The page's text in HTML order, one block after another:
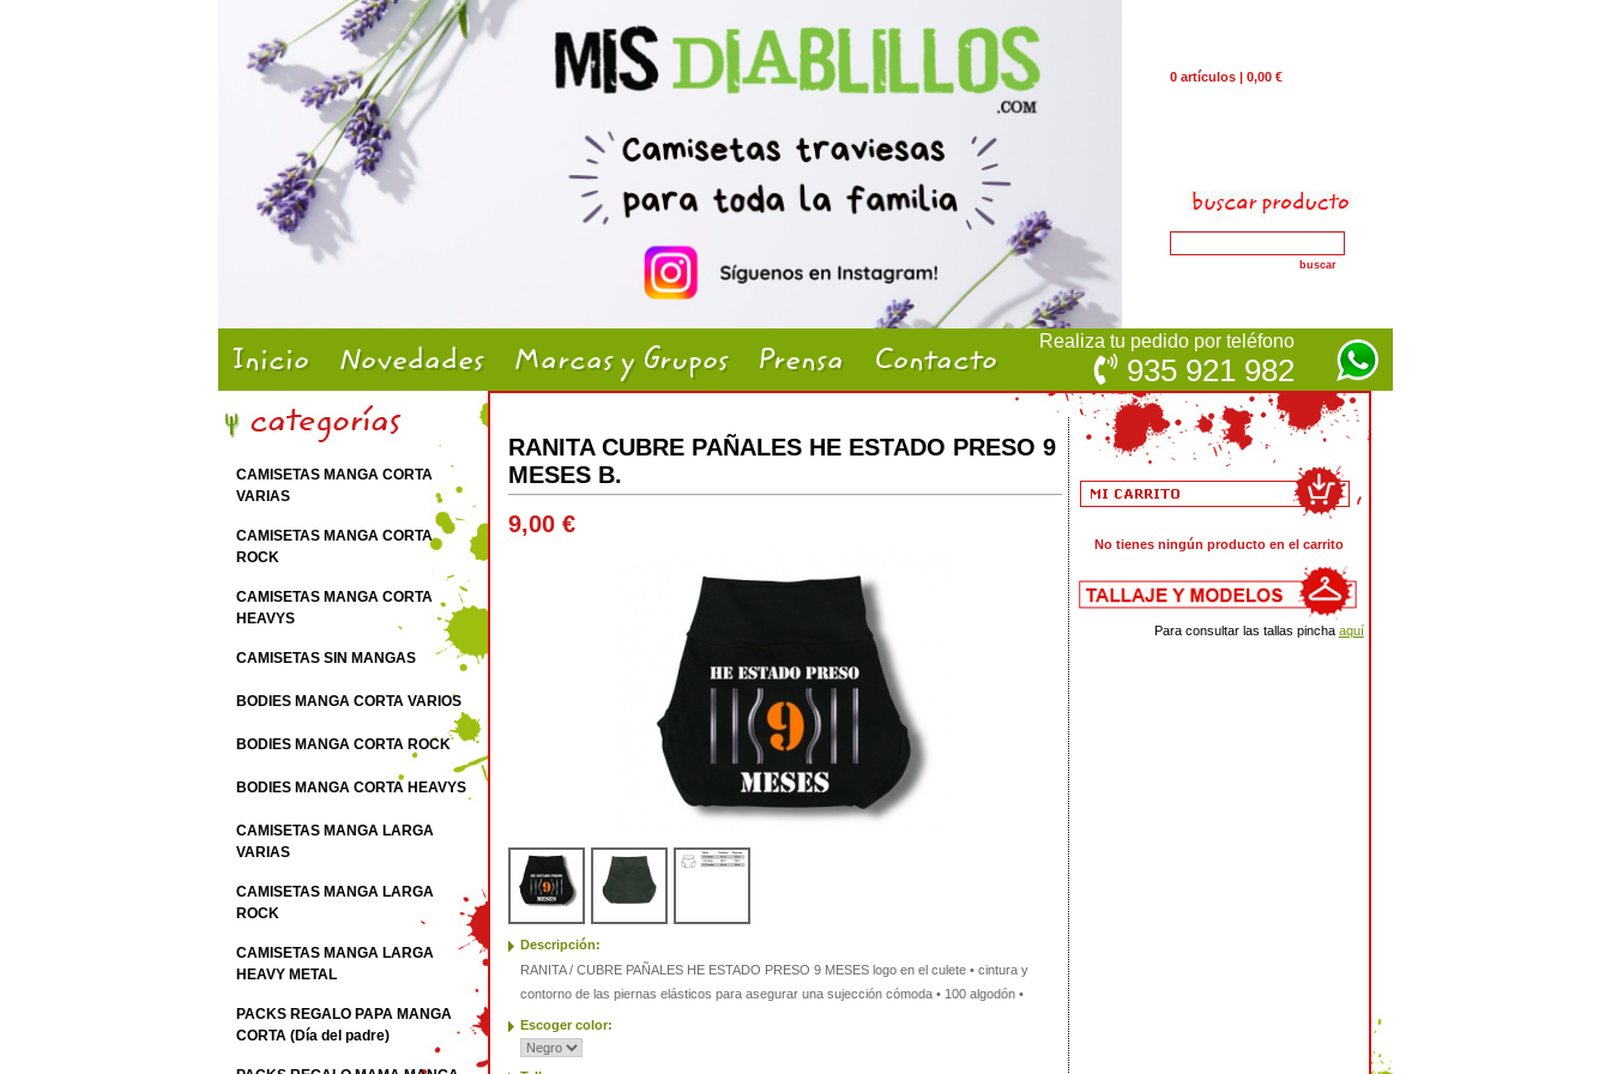
0 artículos | 0,00 €
Inicio Novedades Marcas y Grupos Prensa Contacto
Realiza tu pedido por teléfono
935 921 982
RANITA CUBRE PAÑALES HE ESTADO PRESO 9
MESES B.
9,00 €
Descripción:
RANITA / CUBRE PAÑALES HE ESTADO PRESO 9 MESES logo en el culete • cintura y
contorno de las piernas elásticos para asegurar una sujección cómoda • 100 algodón •
Escoger color:
No tienes ningún producto en el carrito
Para consultar las tallas pincha aquí
CAMISETAS MANGA CORTA
VARIAS
CAMISETAS MANGA CORTA
ROCK
CAMISETAS MANGA CORTA
HEAVYS
CAMISETAS SIN MANGAS
BODIES MANGA CORTA VARIOS
BODIES MANGA CORTA ROCK
BODIES MANGA CORTA HEAVYS
CAMISETAS MANGA LARGA
VARIAS
CAMISETAS MANGA LARGA
ROCK
CAMISETAS MANGA LARGA
HEAVY METAL
PACKS REGALO PAPA MANGA
CORTA (Día del padre)